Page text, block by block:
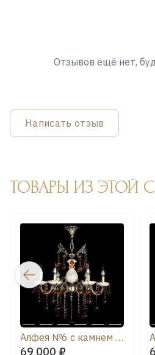
Отзывов ещё нет,
Написать отзыв
ТОВАРЫ ИЗ ЭТОЙ
Алфея №6 с камнем шар чайная
69 000 ₽